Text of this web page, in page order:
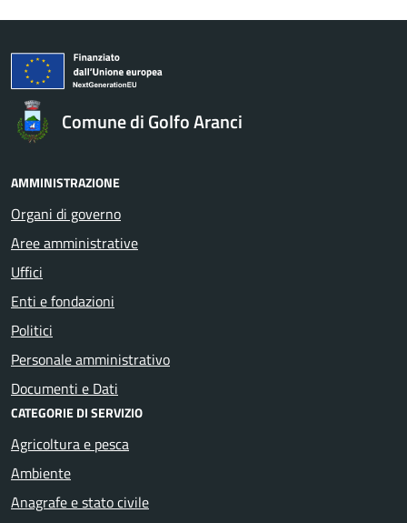
Comune di Golfo Aranci
AMMINISTRAZIONE
Organi di governo
Aree amministrative
Uffici
Enti e fondazioni
Politici
Personale amministrativo
Documenti e Dati
CATEGORIE DI SERVIZIO
Agricoltura e pesca
Ambiente
Anagrafe e stato civile